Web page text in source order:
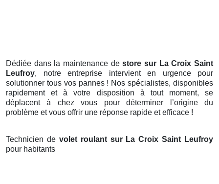
Dédiée dans la maintenance destore sur La Croix Saint
Leufroy, notre entreprise intervient en urgence pour
solutionner tous vos pannes ! Nos spécialistes, disponibles
rapidement et à votre disposition à tout moment, se
déplacent à chez vous pour déterminer l’origine du
problème et vous offrir une réponse rapide et efficace !
Technicien de volet roulant sur La Croix Saint Leufroy
pour habitants